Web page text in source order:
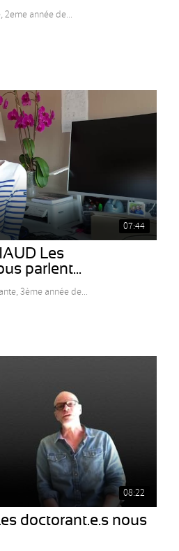
2eme année de...
07:44
Les
parlent...
3ème année de...
08:22
doctorant.e.s nous